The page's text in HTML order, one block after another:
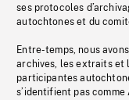
ses protocoles
autochtones et du
Entre-temps, nous
archives, les extraits et
participantes
s’identifient pas